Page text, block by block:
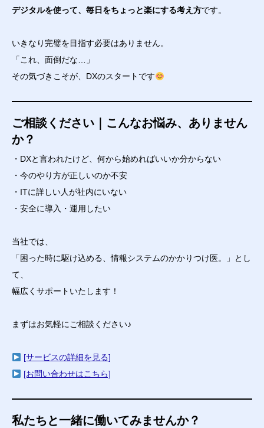
デジタルを使って、毎日をちょっと楽にする考え方です。
いきなり完璧を目指す必要はありません。
「これ、面倒だな…」
その気づきこそが、DXのスタートです
ご相談ください｜こんなお悩み、ありません
か？
・DXと言われたけど、何から始めればいいか分からない
・今のやり方が正しいのか不安
・ITに詳しい人が社内にいない
・安全に導入・運用したい
当社では、
「困った時に駆け込める、情報システムのかかりつけ医。」とし
て、
幅広くサポートいたします！
まずはお気軽にご相談ください♪
[サービスの詳細を見る]
[お問い合わせはこちら]
私たちと一緒に働いてみませんか？